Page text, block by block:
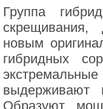
Группа
скрещивания,
новым
гибридных
выдерживают
Образуют